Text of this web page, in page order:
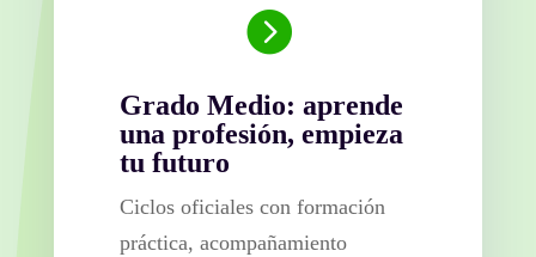

Grado Medio: aprende
una profesión, empieza
tu futuro
Ciclos oficiales con formación
práctica, acompañamiento